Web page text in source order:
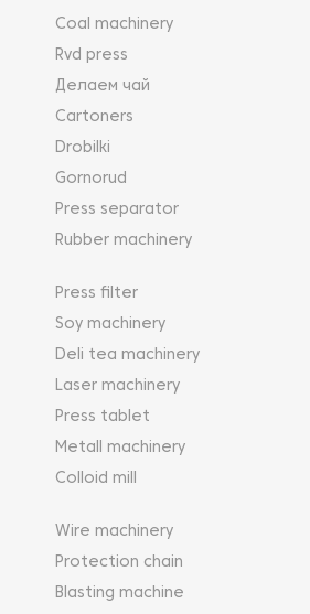
Coal machinery
Rvd press
Делаем чай
Cartoners
Drobilki
Gornorud
Press separator
Rubber machinery
Press filter
Soy machinery
Deli tea machinery
Laser machinery
Press tablet
Metall machinery
Colloid mill
Wire machinery
Protection chain
Blasting machine